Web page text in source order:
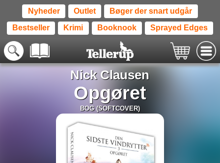
Nyheder Outlet Bøger der snart udgår
Bestseller Krimi Booknook Sprayed Edges
Nick Clausen
Opgøret
BOG (SOFTCOVER)